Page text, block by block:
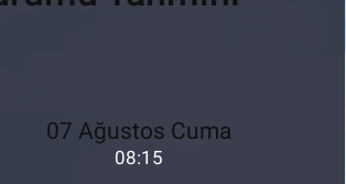
07 Ağustos Cuma
08:15